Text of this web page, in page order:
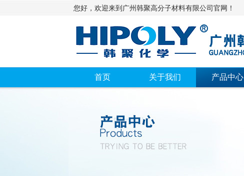
您好，欢迎来到广州韩聚高分子材料有限公司官网！
首页 关于我们 产品中心